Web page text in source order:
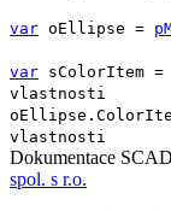
var oEllipse =
var sColorItem =
vlastnosti
oEllipse .
vlastnosti
Dokumentace
spol. s r.o.